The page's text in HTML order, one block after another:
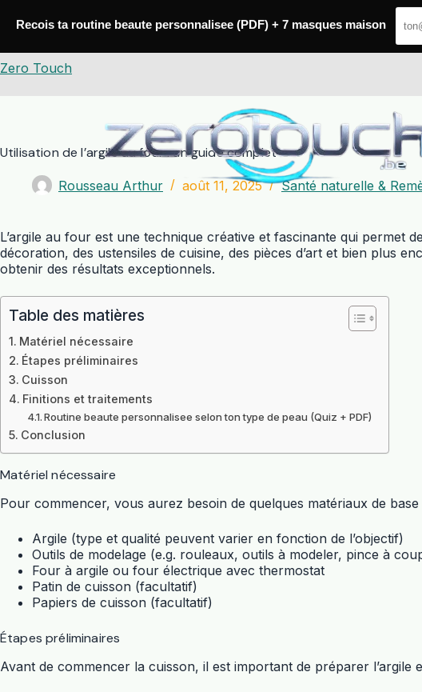
Zero Touch
Utilisation de l’argile au four : un guide complet
Rousseau Arthur août 11, 2025 Santé naturelle &
L’argile au four est une technique créative et fascinante qui permet
décoration, des ustensiles de cuisine, des pièces d’art et bien plus
obtenir des résultats exceptionnels.
Table des matières
Matériel nécessaire
Étapes préliminaires
Cuisson
Finitions et traitements
Routine beaute personnalisee selon ton type de peau (Quiz + PDF)
Conclusion
Matériel nécessaire
Pour commencer, vous aurez besoin de quelques matériaux de base
Argile (type et qualité peuvent varier en fonction de l’objectif)
Outils de modelage (e.g. rouleaux, outils à modeler, pince à
Four à argile ou four électrique avec thermostat
Patin de cuisson (facultatif)
Papiers de cuisson (facultatif)
Étapes préliminaires
Avant de commencer la cuisson, il est important de préparer l’argile
Recois ta routine beaute personnalisee (PDF) + 7 masques maison